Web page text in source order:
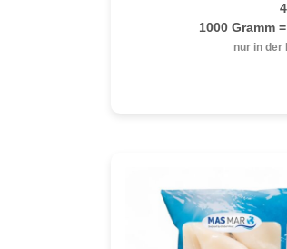
1000 Gramm
nur in der